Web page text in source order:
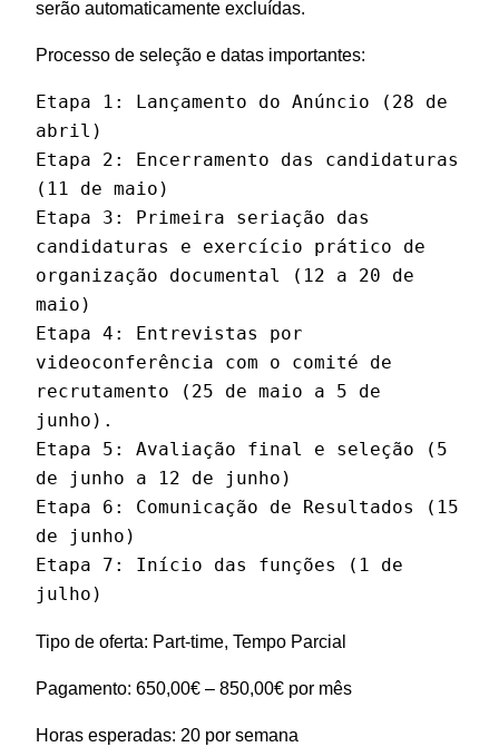
serão automaticamente excluídas.
Processo de seleção e datas importantes:
Etapa 1: Lançamento do Anúncio (28 de
abril)
Etapa 2: Encerramento das candidaturas
(11 de maio)
Etapa 3: Primeira seriação das
candidaturas e exercício prático de
organização documental (12 a 20 de
maio)
Etapa 4: Entrevistas por
videoconferência com o comité de
recrutamento (25 de maio a 5 de
junho).
Etapa 5: Avaliação final e seleção (5
de junho a 12 de junho)
Etapa 6: Comunicação de Resultados (15
de junho)
Etapa 7: Início das funções (1 de
julho)
Tipo de oferta: Part-time, Tempo Parcial
Pagamento: 650,00€ – 850,00€ por mês
Horas esperadas: 20 por semana